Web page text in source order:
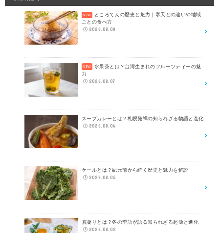
ところてんの歴史と魅力｜寒天との違いや地域
ごとの食べ方
2026.08.08
水果茶とは？台湾生まれのフルーツティーの魅
力
2026.08.07
スープカレーとは？札幌発祥の知られざる物語と進化
2026.08.06
ケールとは？紀元前から続く歴史と魅力を解説
2026.08.05
煮凝りとは？冬の季語が語る知られざる起源と進化
2026.08.02